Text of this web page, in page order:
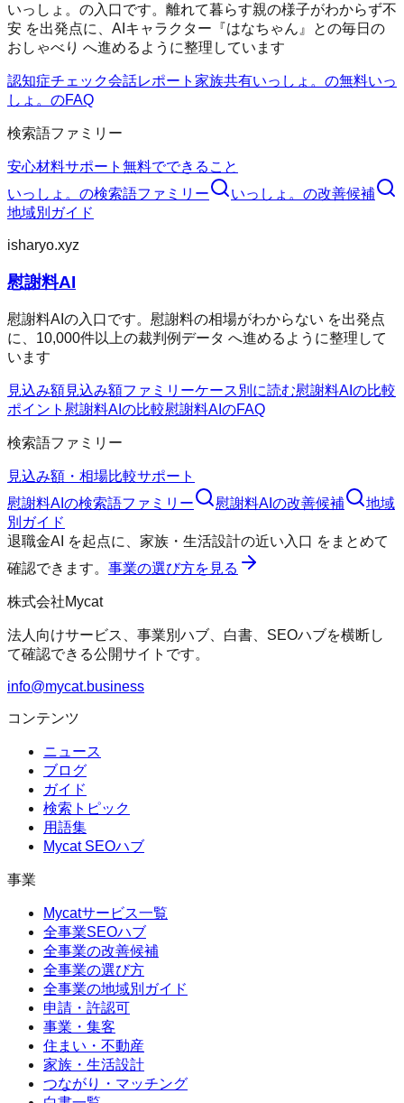
いっしょ。の入口です。離れて暮らす親の様子がわからず不
安 を出発点に、AIキャラクター『はなちゃん』との毎日の
おしゃべり へ進めるように整理しています
認知症チェック会話レポート 家族共有いっしょ。の無料いっ
しょ。のFAQ
検索語ファミリー
安心材料サポート 無料でできること
いっしょ。 の検索語ファミリー いっしょ。 の改善候補
地域別ガイド
isharyo.xyz
慰謝料AI
慰謝料AIの入口です。慰謝料の相場がわからない を出発点
に、10,000件以上の裁判例データ へ進めるように整理して
います
見込み額見込み額ファミリーケース別に読む慰謝料AIの比較
ポイント 慰謝料AIの比較慰謝料AIのFAQ
検索語ファミリー
見込み額・相場比較サポート
慰謝料AI の検索語ファミリー 慰謝料AI の改善候補
地域
別ガイド
退職金AI
を起点に、 家族・生活設計の近い入口 をまとめて
確認できます。 事業の選び方を見る
株式会社Mycat
法人向けサービス、事業別ハブ、白書、SEOハブを横断し
て確認できる公開サイトです。
info@mycat.business
コンテンツ
ニュース
ブログ
ガイド
検索トピック
用語集
Mycat SEOハブ
事業
Mycatサービス一覧
全事業SEOハブ
全事業の改善候補
全事業の選び方
全事業の地域別ガイド
申請・許認可
事業・集客
住まい・不動産
家族・生活設計
つながり・マッチング